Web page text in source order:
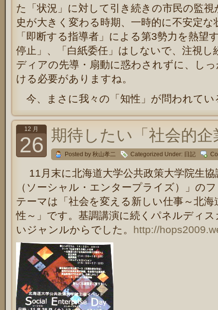
た「状況」に対して引き続きの市民の監
史が大きく変わる時期、一時的に不安定
「即断する指導者」による第3勢力を熱望
停止」、「白紙委任」はしないで、注視
ディアの先導・扇動に惑わされずに、し
ける必要がありますね。
今、まさに我々の「知性」が問われてい
12 月
26 期待したい「社会的
Posted by 秋山孝二 Categorized Under: 日記
11月末に北海道大学公共政策大学院生協
（ソーシャル・エンタープライズ）」の
テーマは「社会を変える新しい仕事～北
性～」です。基調講演に続くパネルディ
いジャンルからでした。 http://